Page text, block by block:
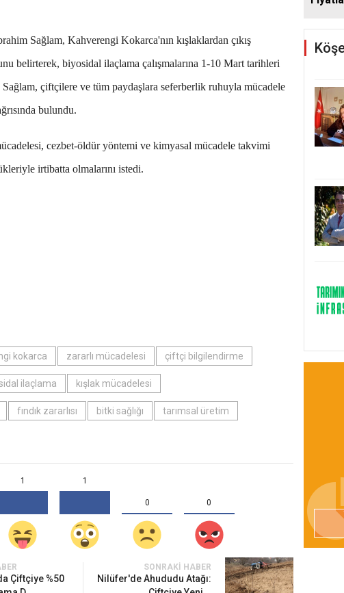
Sağlam, Kahverengi Kokarca'nın kışlaklardan çıkış
belirterek, biyosidal ilaçlama çalışmalarına 1-10 Mart tarihleri
Sağlam, çiftçilere ve tüm paydaşlara seferberlik ruhuyla mücadele
bulundu.
cezbet-öldür yöntemi ve kimyasal mücadele takvimi
irtibatta olmalarını istedi.
kokarca zararlı mücadelesi çiftçi bilgilendirme
ilaçlama kışlak mücadelesi
fındık zararlısı bitki sağlığı tarımsal üretim
1 1
0 0
Çiftçiye %50
SONRAKI HABER
Nilüfer'de Ahududu Atağı: